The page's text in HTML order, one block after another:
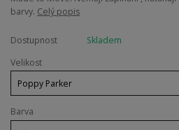
barvy. Celý popis
Dostupnost
Skladem
Velikost
Barva